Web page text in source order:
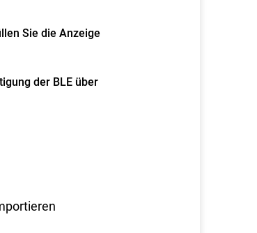
Sie die Anzeige
der BLE über